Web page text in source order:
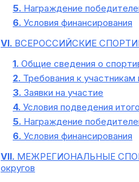
5. Награждение
6. Условия финансирования
VI. ВСЕРОССИЙСКИЕ
1. Общие сведения о
2. Требования к участникам
3. Заявки на участие
4. Условия подведения
5. Награждение
6. Условия финансирования
VII. МЕЖРЕГИОНАЛЬНЫЕ
округов